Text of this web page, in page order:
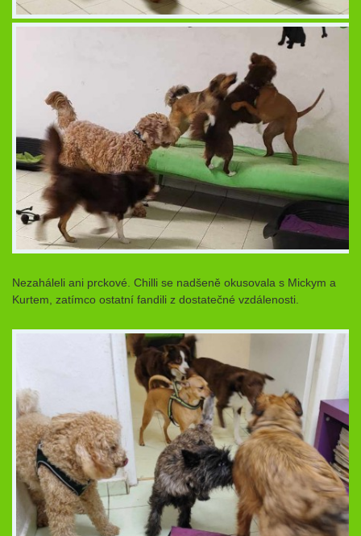
Nezaháleli ani prckové. Chilli se nadšeně okusovala s Mickym a
Kurtem, zatímco ostatní fandili z dostatečné vzdálenosti.